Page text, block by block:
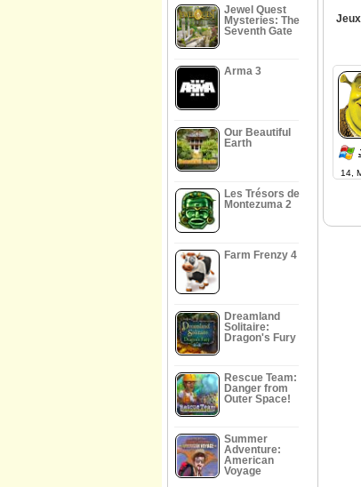
Jewel Quest
Mysteries: The
Seventh Gate
Arma 3
Our Beautiful
Earth
Les Trésors de
Montezuma 2
Farm Frenzy 4
Dreamland
Solitaire:
Dragon's Fury
Rescue Team:
Danger from
Outer Space!
Summer
Adventure:
American
Voyage
14,